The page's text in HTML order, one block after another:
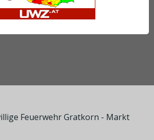
Feuerwehr Gratkorn - Markt